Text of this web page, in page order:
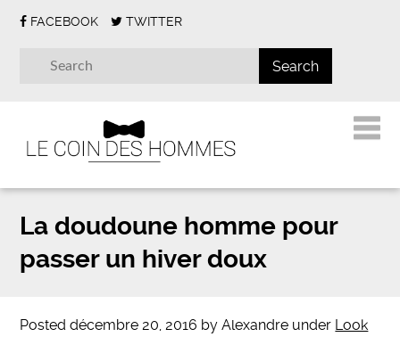
FACEBOOK TWITTER
La doudoune homme pour
passer un hiver doux
Posteddécembre 20, 2016 byAlexandre under Look